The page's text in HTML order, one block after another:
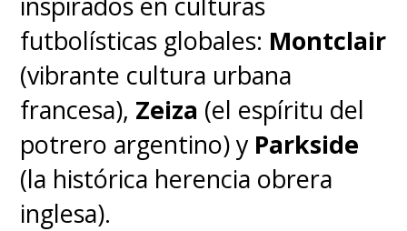
"construcción de la paz", dentro
de un plan "por la paz y contra
las adicciones", en lugar de
mantenerun esquema fiscal
que -sostuvo- tiene "muchas
complicaciones"
futbolísticas globales: Montclair
(vibrante cultura urbana
francesa), Zeiza (el espíritu del
potrero argentino) y Parkside
(la histórica herencia obrera
inglesa).